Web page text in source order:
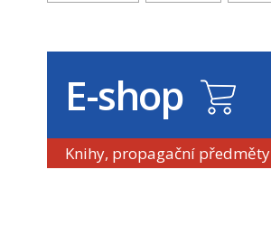
E-shop
Knihy, propagační předměty